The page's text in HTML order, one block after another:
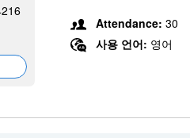
Attendance: 30
사용 언어: 영어